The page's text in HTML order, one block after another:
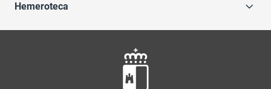
Hemeroteca